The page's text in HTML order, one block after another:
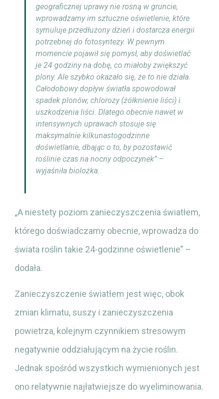
geograficznej uprawy nie rosną w gruncie,
wprowadzamy im sztuczne oświetlenie, które
symuluje przedłużony dzień i dostarcza energii
potrzebnej do fotosyntezy. W pewnym
momencie pojawił się pomysł, aby doświetlać
je 24 godziny na dobę, co miałoby zwiększyć
plony. Ale szybko okazało się, że to nie działa.
Całodobowy dopływ światła spowodował
spadek plonów, chlorozy (żółknienie liści) i
uszkodzenia liści. Dlatego obecnie nawet w
intensywnych uprawach stosuje się
maksymalnie kilkunastogodzinne
doświetlanie, dbając o to, by pozostawić
roślinie czas na nocny odpoczynek” –
wyjaśniła biolożka.
„A niestety poziom zanieczyszczenia światłem,
którego doświadczamy obecnie, wprowadza do
świata roślin takie 24-godzinne oświetlenie” –
dodała.
Zanieczyszczenie światłem jest więc, obok
zmian klimatu, suszy i zanieczyszczenia
powietrza, kolejnym czynnikiem stresowym
negatywnie oddziałującym na życie roślin.
Jednak spośród wszystkich wymienionych jest
ono relatywnie najłatwiejsze do wyeliminowania.